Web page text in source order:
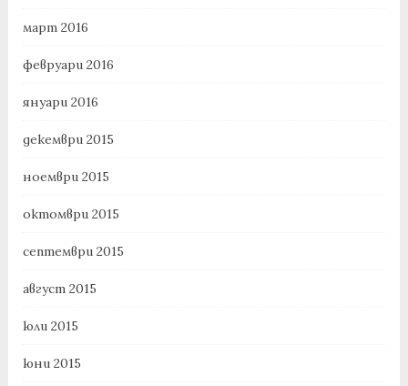
март 2016
февруари 2016
януари 2016
декември 2015
ноември 2015
октомври 2015
септември 2015
август 2015
юли 2015
юни 2015